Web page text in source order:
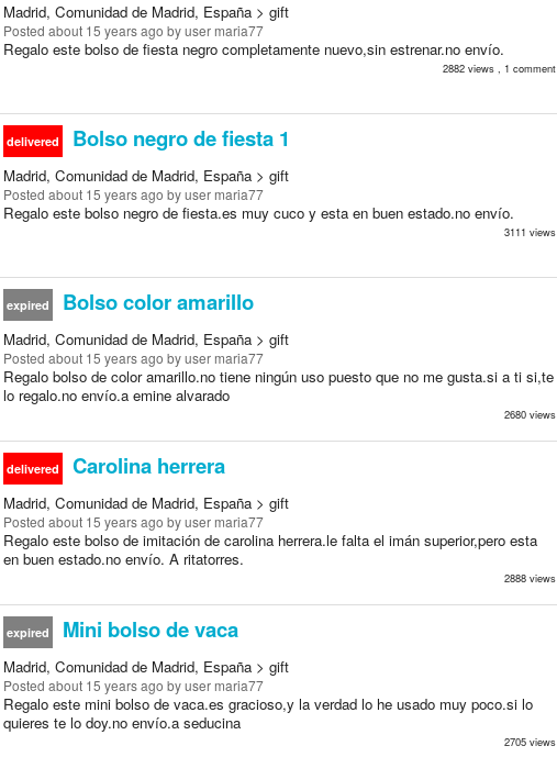
Madrid, Comunidad de Madrid, España > gift
Posted about 15 years ago by user maria77
Regalo este bolso de fiesta negro completamente nuevo,sin estrenar.no envío.
2882 views , 1 comment
delivered Bolso negro de fiesta 1
Madrid, Comunidad de Madrid, España > gift
Posted about 15 years ago by user maria77
Regalo este bolso negro de fiesta.es muy cuco y esta en buen estado.no envío.
3111 views
expired Bolso color amarillo
Madrid, Comunidad de Madrid, España > gift
Posted about 15 years ago by user maria77
Regalo bolso de color amarillo.no tiene ningún uso puesto que no me gusta.si a ti si,te
lo regalo.no envío.a emine alvarado
2680 views
delivered Carolina herrera
Madrid, Comunidad de Madrid, España > gift
Posted about 15 years ago by user maria77
Regalo este bolso de imitación de carolina herrera.le falta el imán superior,pero esta
en buen estado.no envío. A ritatorres.
2888 views
expired Mini bolso de vaca
Madrid, Comunidad de Madrid, España > gift
Posted about 15 years ago by user maria77
Regalo este mini bolso de vaca.es gracioso,y la verdad lo he usado muy poco.si lo
quieres te lo doy.no envío.a seducina
2705 views